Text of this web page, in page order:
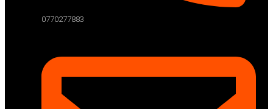
0770277883